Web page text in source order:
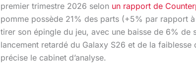
premier trimestre 2026 selon un rapport de
pomme possède 21% des parts (+5% par rapport à
tirer son épingle du jeu, avec une baisse de 6% de
lancement retardé du Galaxy S26 et de la faiblesse
précise le cabinet d’analyse.